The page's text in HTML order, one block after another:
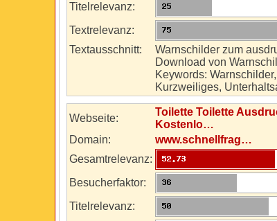
Titelrelevanz:
Textrelevanz:
Textausschnitt:
Warnschilder zum
Download von
Keywords:
Kurzweiliges,
Webseite:
Toilette Toilette
Kostenlo…
Domain:
www.schnellfrag…
Gesamtrelevanz:
Besucherfaktor:
Titelrelevanz: